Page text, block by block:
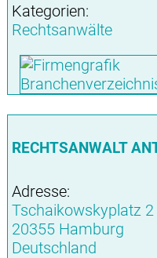
Kategorien:
Rechtsanwälte
RECHTSANWALT
Adresse:
Tschaikowskyplatz 2
20355 Hamburg
Deutschland